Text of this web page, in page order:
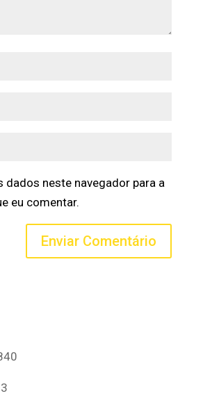
dados neste navegador para a
eu comentar.